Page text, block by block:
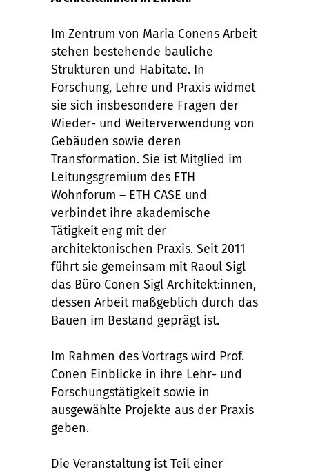
Im Zentrum von Maria Conens Arbeit
stehen bestehende bauliche
Strukturen und Habitate. In
Forschung, Lehre und Praxis widmet
sie sich insbesondere Fragen der
Wieder- und Weiterverwendung von
Gebäuden sowie deren
Transformation. Sie ist Mitglied im
Leitungsgremium des ETH
Wohnforum – ETH CASE und
verbindet ihre akademische
Tätigkeit eng mit der
architektonischen Praxis. Seit 2011
führt sie gemeinsam mit Raoul Sigl
das Büro Conen Sigl Architekt:innen,
dessen Arbeit maßgeblich durch das
Bauen im Bestand geprägt ist.
Im Rahmen des Vortrags wird Prof.
Conen Einblicke in ihre Lehr- und
Forschungstätigkeit sowie in
ausgewählte Projekte aus der Praxis
geben.
Die Veranstaltung ist Teil einer